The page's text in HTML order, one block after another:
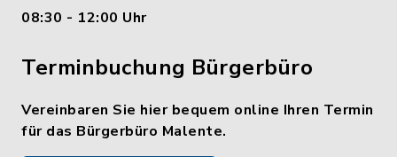
08:30 - 12:00 Uhr
Terminbuchung Bürgerbüro
Vereinbaren Sie hier bequem online Ihren Termin
für das Bürgerbüro Malente.